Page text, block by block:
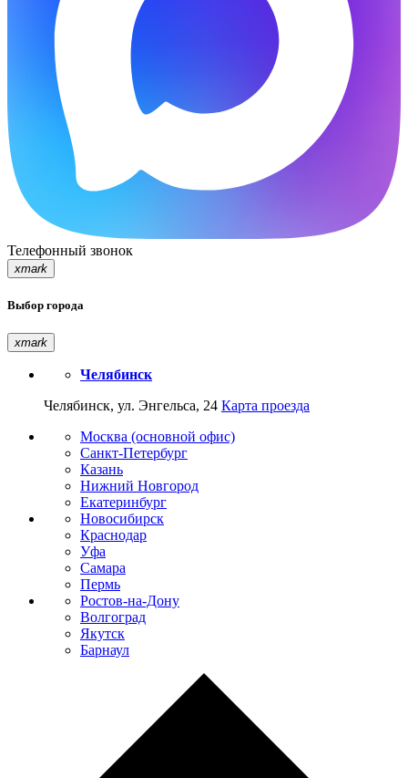
Телефонный звонок
xmark
Выбор города
xmark
Челябинск
Челябинск, ул. Энгельса, 24 Карта проезда
Москва (основной офис)
Санкт-Петербург
Казань
Нижний Новгород
Екатеринбург
Новосибирск
Краснодар
Уфа
Самара
Пермь
Ростов-на-Дону
Волгоград
Якутск
Барнаул